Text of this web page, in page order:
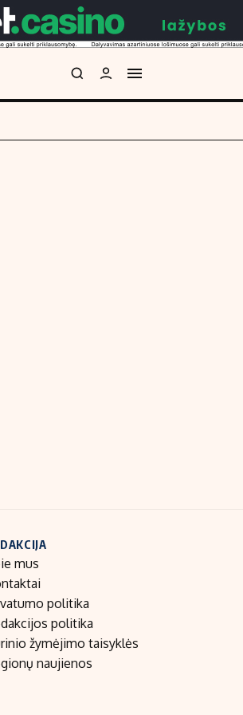
mus
politika
politika
žymėjimo taisyklės
naujienos